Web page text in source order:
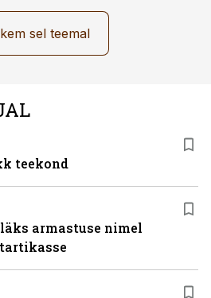
sel teemal
teekond
armastuse nimel